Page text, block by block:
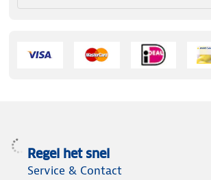
Regel het snel
Service & Contact